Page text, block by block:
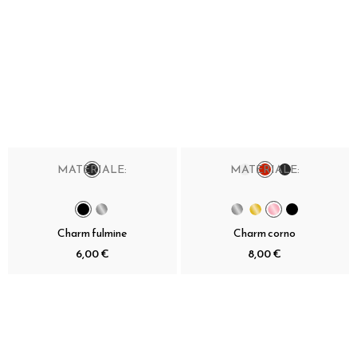
MATERIALE:
Charm fulmine
6,00 €
MATERIALE:
Charm corno
8,00 €